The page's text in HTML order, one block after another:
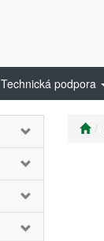
Technická podpora